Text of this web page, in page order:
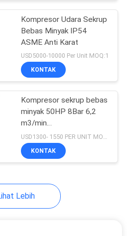
Udara
15
Kompresor Udara Sekrup
Bebas Minyak IP54
ASME Anti Karat
USD5000-10000 Per Unit MOQ:1
KONTAK
Kompresor sekrup bebas
minyak 50HP 8Bar 6,2
m3/min
1760*1250*1490
KONTAK
Lebih